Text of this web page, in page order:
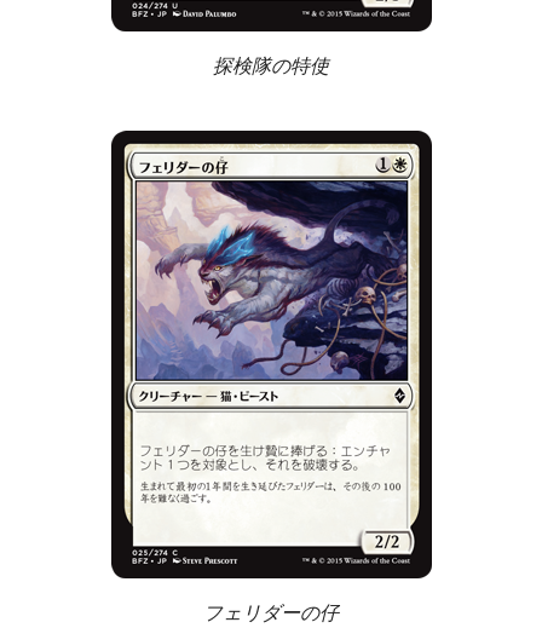
探検隊の特使
フェリダーの仔